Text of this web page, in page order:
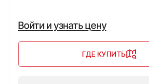
Войти и узнать цену
ГДЕ КУПИТЬ